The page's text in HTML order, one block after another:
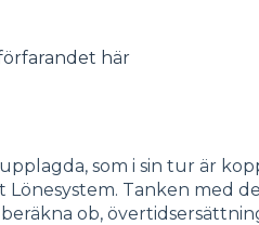
här
upplagda, som i sin tur är
Tanken med
ob,